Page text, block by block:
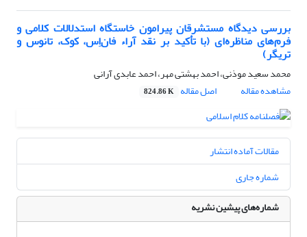
بررسی دیدگاه مستشرقان پیرامون خاستگاه استدلالات کلامی و
فرم‌های مناظره‌ای (با تأکید بر نقد آراء فان‌اِس، کوک، تانوس و
تریگر)
محمد سعید موذنی، احمد بهشتی مهر، احمد عابدی آرانی
مشاهده مقاله
اصل مقاله 824.86 K
مقالات آماده انتشار
شماره جاری
شماره‌های پیشین نشریه